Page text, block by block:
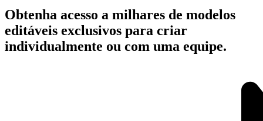
Obtenha acesso a milhares de modelos
editáveis exclusivos para criar
individualmente ou com uma equipe.